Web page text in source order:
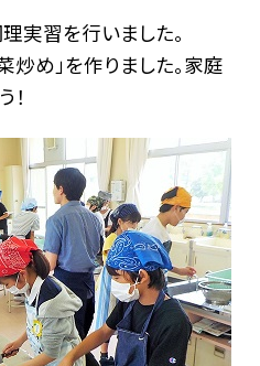
実習を行いました。
炒め」を作りました。家庭
！